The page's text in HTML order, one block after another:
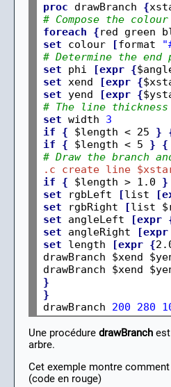
proc drawBranch {
# Compose the colour
foreach
{red green
set colour [format
# Determine the end
set phi [expr {
set xend [expr {
set yend [expr {
# The line thickness
set width 3
if
{ $length < 25 }
if
{ $length < 5 } {
# Draw the branch
.c create line
if
{ $length > 1.0 }
set rgbLeft [list
set rgbRight [list
set angleLeft [expr
set angleRight [expr
set length [expr {
drawBranch $xend
}
}
drawBranch 200 280
Une procédure drawBranch
arbre.
Cet exemple montre
(code en rouge)